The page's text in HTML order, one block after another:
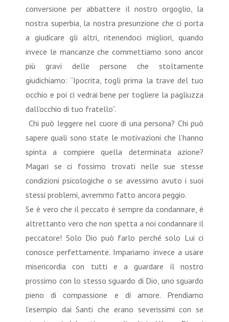
conversione per abbattere il nostro orgoglio, la
nostra superbia, la nostra presunzione che ci porta
a giudicare gli altri, ritenendoci migliori, quando
invece le mancanze che commettiamo sono ancor
più gravi delle persone che stoltamente
giudichiamo: “Ipocrita, togli prima la trave del tuo
occhio e poi ci vedrai bene per togliere la pagliuzza
dall’occhio di tuo fratello”.
Chi può leggere nel cuore di una persona? Chi può
sapere quali sono state le motivazioni che l’hanno
spinta a compiere quella determinata azione?
Magari se ci fossimo trovati nelle sue stesse
condizioni psicologiche o se avessimo avuto i suoi
stessi problemi, avremmo fatto ancora peggio.
Se è vero che il peccato è sempre da condannare, è
altrettanto vero che non spetta a noi condannare il
peccatore! Solo Dio può farlo perché solo Lui ci
conosce perfettamente. Impariamo invece a usare
misericordia con tutti e a guardare il nostro
prossimo con lo stesso sguardo di Dio, uno sguardo
pieno di compassione e di amore. Prendiamo
l’esempio dai Santi che erano severissimi con se